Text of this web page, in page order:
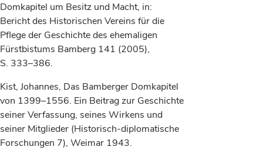
Domkapitel um Besitz und Macht, in:
Bericht des Historischen Vereins für die
Pflege der Geschichte des ehemaligen
Fürstbistums Bamberg 141 (2005),
S. 333–386.
Kist, Johannes, Das Bamberger Domkapitel
von 1399–1556. Ein Beitrag zur Geschichte
seiner Verfassung, seines Wirkens und
seiner Mitglieder (Historisch-diplomatische
Forschungen 7), Weimar 1943.